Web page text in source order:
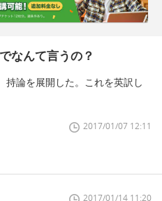
なんて言うの？
持論を展開した。これを英訳し
2017/01/07 12:11
2017/01/14 11:20